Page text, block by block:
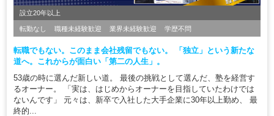
設立20年以上
転勤なし 職種未経験歓迎 業界未経験歓迎 学歴不問
転職でもない。このまま会社残留でもない。 「独立」という新たな
道へ。これからが面白い「第二の人生」。
53歳の時に選んだ新しい道。 最後の挑戦として選んだ、塾を経営す
るオーナー。 「実は、はじめからオーナーを目指していたわけでは
ないんです」 元々は、新卒で入社した大手企業に30年以上勤め、 最
終的...